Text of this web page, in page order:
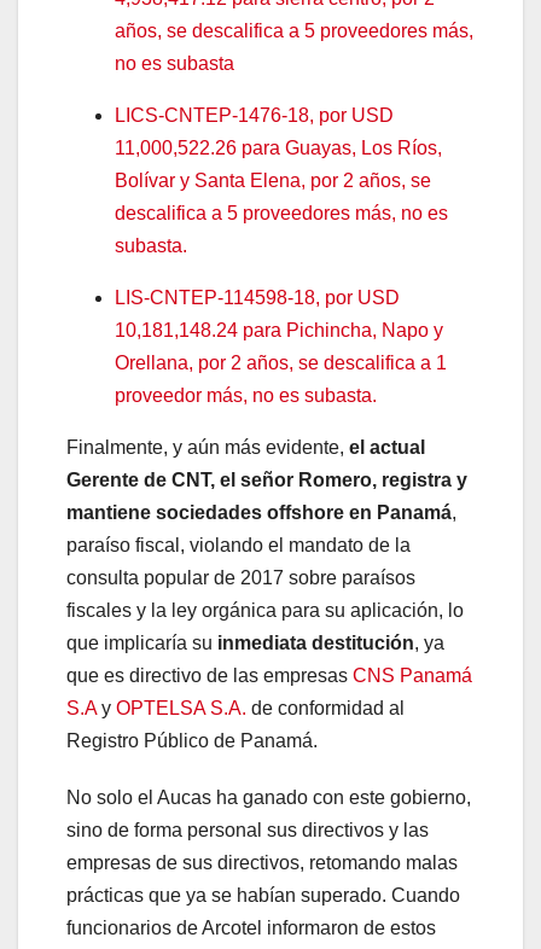
años, se descalifica a 5 proveedores más,
no es subasta
LICS-CNTEP-1476-18, por USD
11,000,522.26 para Guayas, Los Ríos,
Bolívar y Santa Elena, por 2 años, se
descalifica a 5 proveedores más, no es
subasta.
LIS-CNTEP-114598-18, por USD
10,181,148.24 para Pichincha, Napo y
Orellana, por 2 años, se descalifica a 1
proveedor más, no es subasta.
Finalmente, y aún más evidente, el actual
Gerente de CNT, el señor Romero, registra y
mantiene sociedades offshore en Panamá,
paraíso fiscal, violando el mandato de la
consulta popular de 2017 sobre paraísos
fiscales y la ley orgánica para su aplicación, lo
que implicaría su inmediata destitución, ya
que es directivo de las empresas CNS Panamá
S.Ay OPTELSA S.A. de conformidad al
Registro Público de Panamá.
No solo el Aucas ha ganado con este gobierno,
sino de forma personal sus directivos y las
empresas de sus directivos, retomando malas
prácticas que ya se habían superado. Cuando
funcionarios de Arcotel informaron de estos